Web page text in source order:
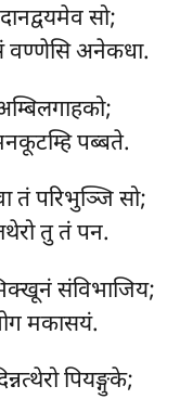
सो;
वण्णेसि अनेकधा.
पब्बते.
तं परिभुञ्जि सो;
तु तं पन.
संविभाजिय;
मकासयं.
पियङ्गुके;